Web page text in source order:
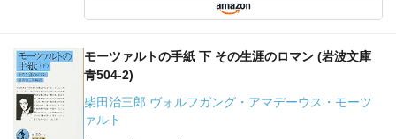
モーツァルトの手紙 下 その生涯のロマン (岩波文庫
青504-2)
柴田治三郎 ヴォルフガング・アマデーウス・モーツ
ァルト